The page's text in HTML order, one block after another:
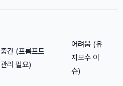
중간 (프롬프트
관리 필요)
어려움 (유
지보수 이
슈)